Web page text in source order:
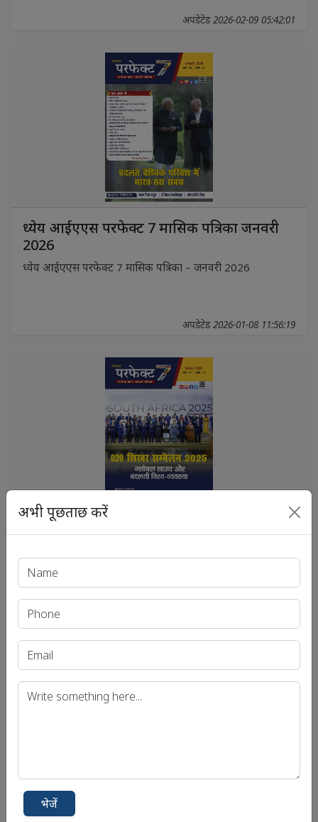
अपडेटेड 2026-02-09 05:42:01
ध्येय आईएएस परफेक्ट 7 मासिक पत्रिका जनवरी
2026
ध्येय आईएएस परफेक्ट 7 मासिक पत्रिका – जनवरी 2026
अपडेटेड 2026-01-08 11:56:19
ध्येय आईएएस परफेक्ट 7 मासिक पत्रिका दिसंबर
ध्येय आईएएस परफेक्ट 7 मासिक पत्रिका – दिसंबर 2025
अपडेटेड 2025-12-09 14:09:18
अभी पूछताछ करें
भेजें